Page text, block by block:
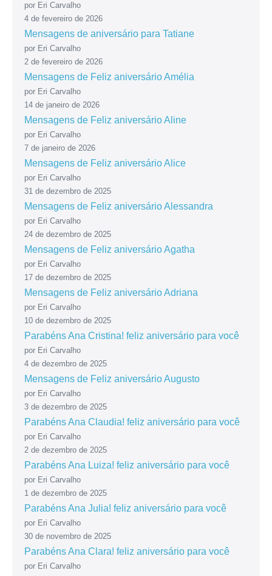
por Eri Carvalho
4 de fevereiro de 2026
Mensagens de aniversário para Tatiane
por Eri Carvalho
2 de fevereiro de 2026
Mensagens de Feliz aniversário Amélia
por Eri Carvalho
14 de janeiro de 2026
Mensagens de Feliz aniversário Aline
por Eri Carvalho
7 de janeiro de 2026
Mensagens de Feliz aniversário Alice
por Eri Carvalho
31 de dezembro de 2025
Mensagens de Feliz aniversário Alessandra
por Eri Carvalho
24 de dezembro de 2025
Mensagens de Feliz aniversário Agatha
por Eri Carvalho
17 de dezembro de 2025
Mensagens de Feliz aniversário Adriana
por Eri Carvalho
10 de dezembro de 2025
Parabéns Ana Cristina! feliz aniversário para você
por Eri Carvalho
4 de dezembro de 2025
Mensagens de Feliz aniversário Augusto
por Eri Carvalho
3 de dezembro de 2025
Parabéns Ana Claudia! feliz aniversário para você
por Eri Carvalho
2 de dezembro de 2025
Parabéns Ana Luiza! feliz aniversário para você
por Eri Carvalho
1 de dezembro de 2025
Parabéns Ana Julia! feliz aniversário para você
por Eri Carvalho
30 de novembro de 2025
Parabéns Ana Clara! feliz aniversário para você
por Eri Carvalho